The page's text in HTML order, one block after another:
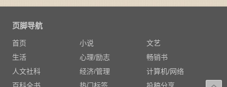
页脚导航
首页 小说
文艺
生活
心理/励志
畅销书
人文社科
经济/管理
计算机/网络